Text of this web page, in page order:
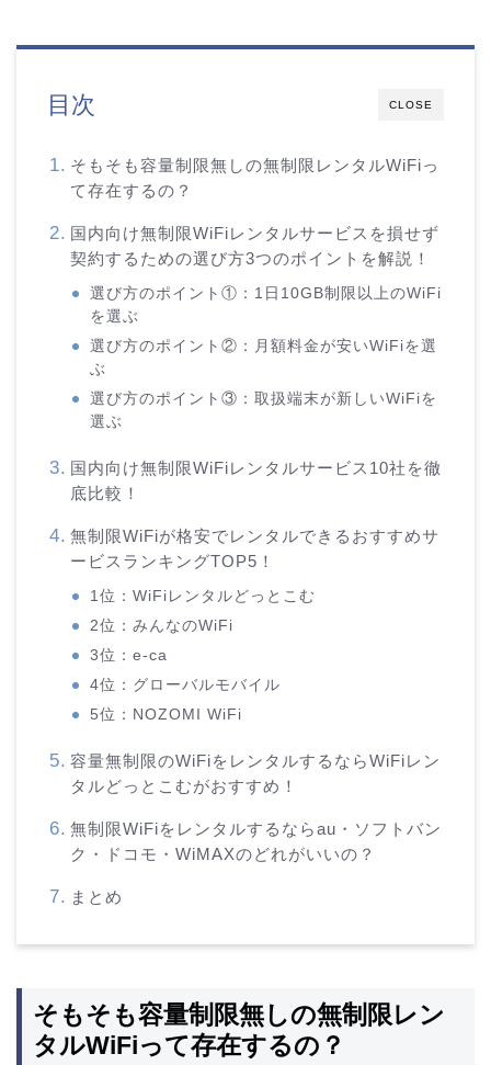
CLOSE
目次
そもそも容量制限無しの無制限レンタルWiFiっ
て存在するの？
国内向け無制限WiFiレンタルサービスを損せず
契約するための選び方3つのポイントを解説！
選び方のポイント①：1日10GB制限以上のWiFi
を選ぶ
選び方のポイント②：月額料金が安いWiFiを選
ぶ
選び方のポイント③：取扱端末が新しいWiFiを
選ぶ
国内向け無制限WiFiレンタルサービス10社を徹
底比較！
無制限WiFiが格安でレンタルできるおすすめサ
ービスランキングTOP5！
1位：WiFiレンタルどっとこむ
2位：みんなのWiFi
3位：e-ca
4位：グローバルモバイル
5位：NOZOMI WiFi
容量無制限のWiFiをレンタルするならWiFiレン
タルどっとこむがおすすめ！
無制限WiFiをレンタルするならau・ソフトバン
ク・ドコモ・WiMAXのどれがいいの？
まとめ
そもそも容量制限無しの無制限レン
タルWiFiって存在するの？